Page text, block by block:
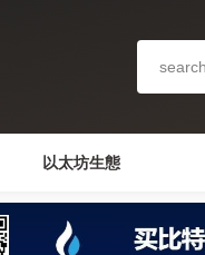
以太坊生態